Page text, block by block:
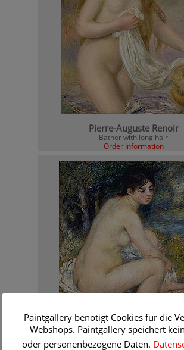
Pierre-Auguste Renoir
Bather with long hair
Order Information
Paintgallery benötigt Cookies für die
Webshops. Paintgallery speichert
oder personenbezogene Daten.